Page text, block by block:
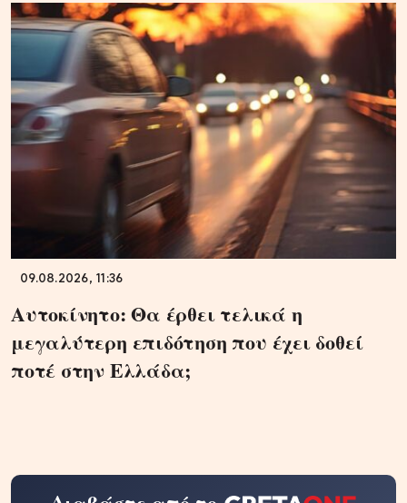
09.08.2026, 11:36
Αυτοκίνητο: Θα έρθει τελικά η
μεγαλύτερη επιδότηση που έχει δοθεί
ποτέ στην Ελλάδα;